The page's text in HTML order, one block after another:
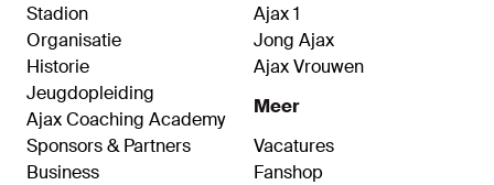
Stadion
Organisatie
Historie
Jeugdopleiding
Ajax Coaching Academy
Sponsors & Partners
Business
Ajax 1
Jong Ajax
Ajax Vrouwen
Meer
Vacatures
Fanshop